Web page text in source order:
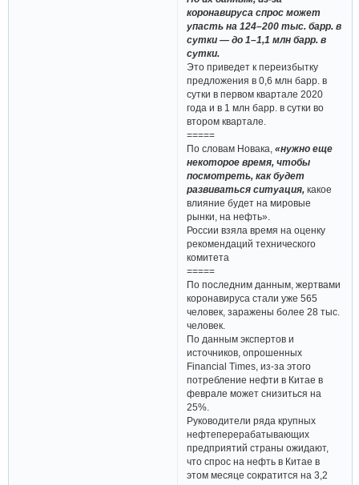
коронавируса спрос может
упасть на 124–200 тыс. барр. в
сутки — до 1–1,1 млн барр. в
сутки.
Это приведет к переизбытку
предложения в 0,6 млн барр. в
сутки в первом квартале 2020
года и в 1 млн барр. в сутки во
втором квартале.
=====
По словам Новака,«нужно еще
некоторое время, чтобы
посмотреть, как будет
развиваться ситуация, какое
влияние будет на мировые
рынки, на нефть».
России взяла время на оценку
рекомендаций технического
комитета
=====
По последним данным, жертвами
коронавируса стали уже 565
человек, заражены более 28 тыс.
человек.
По данным экспертов и
источников, опрошенных
Financial Times, из-за этого
потребление нефти в Китае в
феврале может снизиться на
25%.
Руководители ряда крупных
нефтеперерабатывающих
предприятий страны ожидают,
что спрос на нефть в Китае в
этом месяце сократится на 3,2